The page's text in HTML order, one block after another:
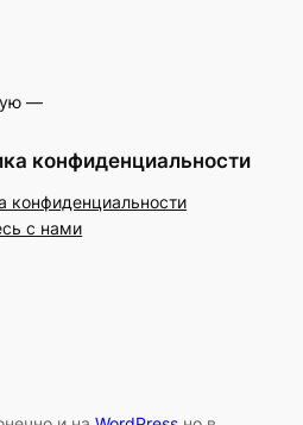
—
конфиденциальности
конфиденциальности
с нами